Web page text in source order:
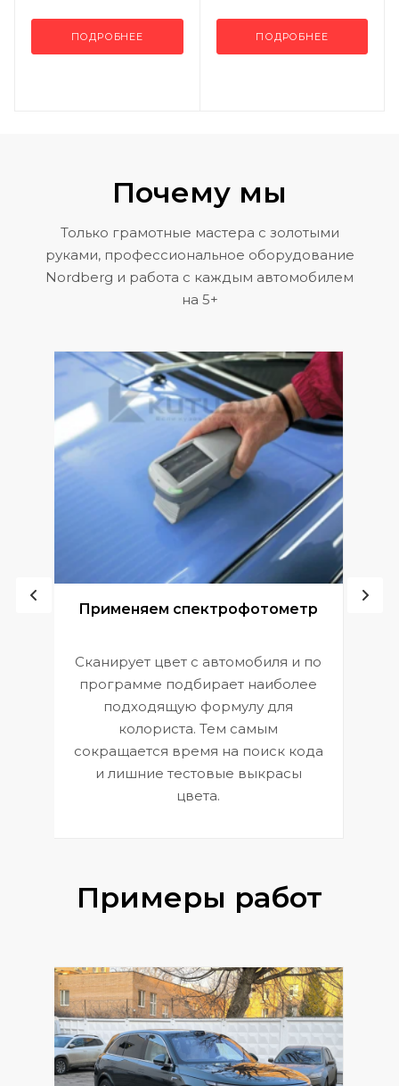
ПОДРОБНЕЕ ПОДРОБНЕЕ
Почему мы
Только грамотные мастера с золотыми
руками, профессиональное оборудование
Nordberg и работа с каждым автомобилем
на 5+
Применяем спектрофотометр
Сканирует цвет с автомобиля и по
программе подбирает наиболее
подходящую формулу для
колориста. Тем самым
сокращается время на поиск кода
и лишние тестовые выкрасы
цвета.
Примеры работ